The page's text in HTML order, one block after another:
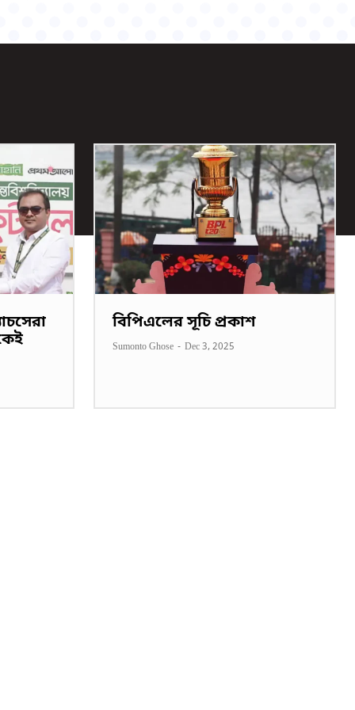
বিপিএলের সূচি প্রকাশ
Sumonto Ghose - Dec 3, 2025